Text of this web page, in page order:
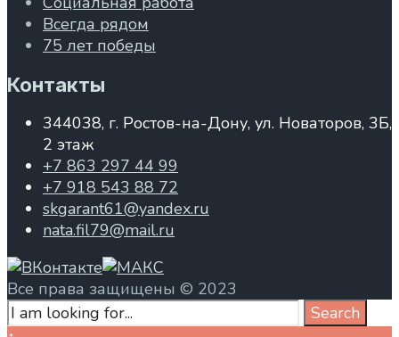
Всегда рядом
75 лет победы
Контакты
344038, г. Ростов-на-Дону, ул. Новаторов, 3Б,
2 этаж
+7 863 297 44 99
+7 918 543 88 72
skgarant61@yandex.ru
nata.fil79@mail.ru
Все права защищены © 2023
Search
for:
Search